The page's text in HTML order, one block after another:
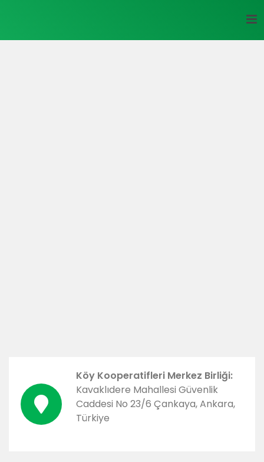
Köy Kooperatifleri Merkez Birliği:
Kavaklıdere Mahallesi Güvenlik
Caddesi No 23/6 Çankaya, Ankara,
Türkiye